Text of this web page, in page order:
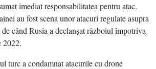
imediat responsabilitatea pentru atac.
au fost scena unor atacuri regulate asupra
când Rusia a declanşat războiul împotriva
2022.
turc a condamnat atacurile cu drone